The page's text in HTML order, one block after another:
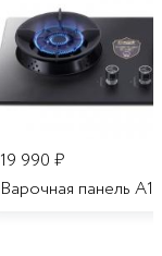
19 990 ₽
Варочная панель A16